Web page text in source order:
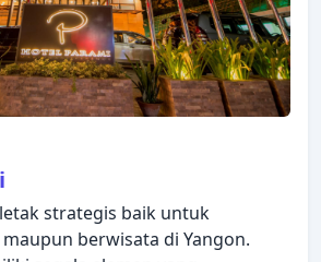
strategis baik untuk
berwisata di Yangon.